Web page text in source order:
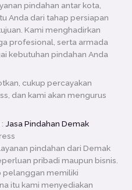
pindahan antar kota,
Anda dari tahap persiapan
Kami menghadirkan
profesional, serta armada
kebutuhan pindahan Anda
cukup percayakan
dan kami akan mengurus
Jasa Pindahan Demak
pindahan dari Demak
pribadi maupun bisnis.
pelanggan memiliki
itu kami menyediakan